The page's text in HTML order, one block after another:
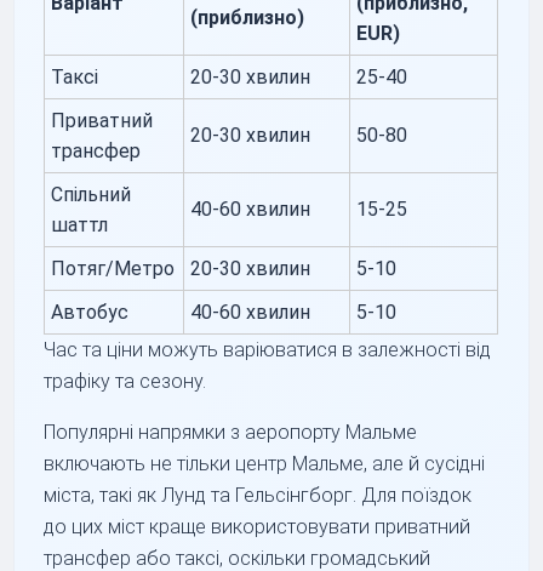
(приблизно)
EUR)
Таксі
20-30 хвилин
25-40
Приватний
трансфер
20-30 хвилин 50-80
Спільний
шаттл
40-60 хвилин 15-25
Потяг/Метро 20-30 хвилин
5-10
Автобус
40-60 хвилин
5-10
Час та ціни можуть варіюватися в залежності від
трафіку та сезону.
Популярні напрямки з аеропорту Мальме
включають не тільки центр Мальме, але й сусідні
міста, такі як Лунд та Гельсінгборг. Для поїздок
до цих міст краще використовувати приватний
трансфер або таксі, оскільки громадський